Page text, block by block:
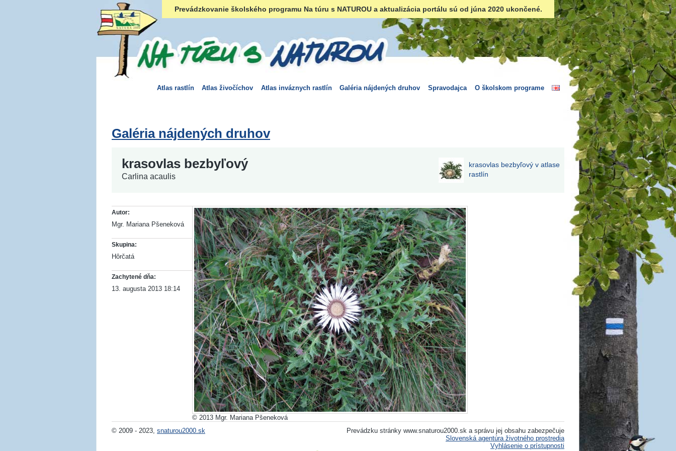
Prevádzkovanie školského programu Na túru s NATUROU a aktualizácia portálu sú od júna 2020 ukončené.
Atlas rastlín Atlas živočíchov Atlas inváznych rastlín Galéria nájdených druhov Spravodajca O školskom programe
Galéria nájdených druhov
krasovlas bezbyľový v atlase
rastlín
krasovlas bezbyľový
Carlina acaulis
Autor:
Mgr. Mariana Pšeneková
Skupina:
Hôrčatá
Zachytené dňa:
13. augusta 2013 18:14
© 2013 Mgr. Mariana Pšeneková
© 2009 - 2023, snaturou2000.sk
Prevádzku stránky www.snaturou2000.sk a správu jej obsahu zabezpečuje
Slovenská agentúra životného prostredia
Vyhlásenie o prístupnosti